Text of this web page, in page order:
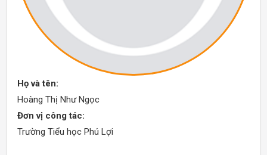
Họ và tên:
Hoàng Thị Như Ngọc
Đơn vị công tác:
Trường Tiểu học Phú Lợi